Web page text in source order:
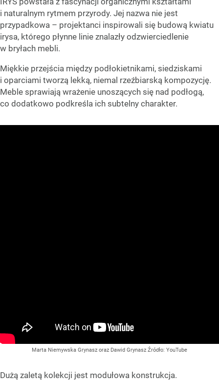
i naturalnym rytmem przyrody. Jej nazwa nie jest
przypadkowa – projektanci inspirowali się budową kwiatu
irysa, którego płynne linie znalazły odzwierciedlenie
w bryłach mebli.
Miękkie przejścia między podłokietnikami, siedziskami
i oparciami tworzą lekką, niemal rzeźbiarską kompozycję.
Meble sprawiają wrażenie unoszących się nad podłogą,
co dodatkowo podkreśla ich subtelny charakter.
Marta Niemywska Grynasz oraz Dawid Grynasz Źródło: YouTube
Dużą zaletą kolekcji jest modułowa konstrukcja.